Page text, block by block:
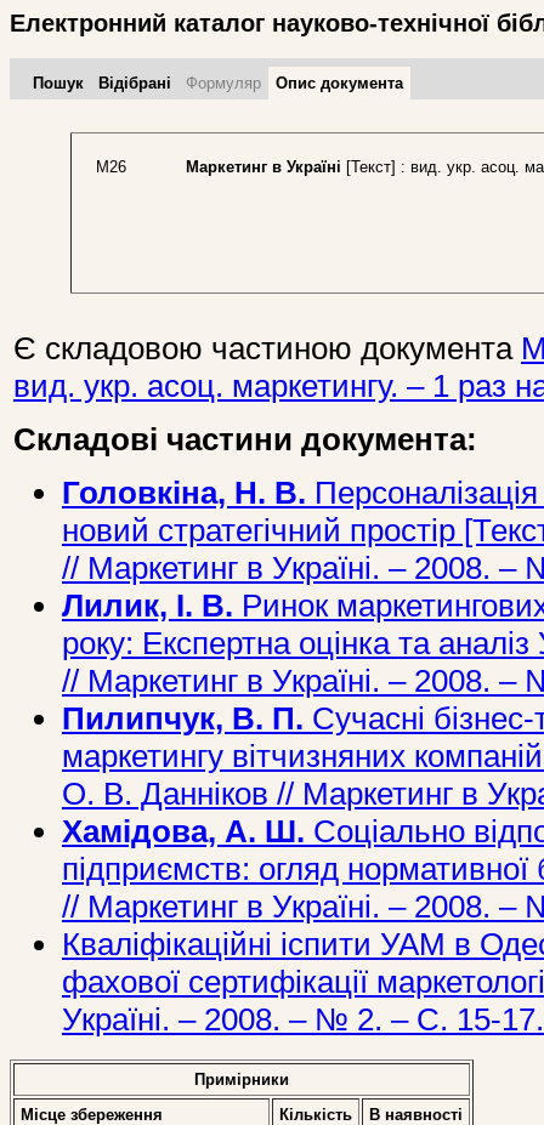
Електронний каталог науково-технічної
Пошук Відібрані Формуляр Опис документа
М26 Маркетинг в Україні [Текст] : вид. укр. асоц.
Є складовою частиною документа
вид. укр. асоц. маркетингу. – 1 раз
Складові частини документа:
Головкіна, Н. В.
новий стратегічний простір
// Маркетинг в Україні. – 2008.
Лилик, І. В. Ринок
року: Експертна оцінка та
// Маркетинг в Україні. – 2008.
Пилипчук, В. П. Сучасні
маркетингу вітчизняних
О. В. Данніков // Маркетинг в
Хамідова, А. Ш. Соціально
підприємств: огляд
// Маркетинг в Україні. – 2008.
Кваліфікаційні іспити УАМ в
фахової сертифікації
Україні. – 2008. – № 2. – С. 15-17.
Примірники
Місце збереження
Кількість
В наявностi